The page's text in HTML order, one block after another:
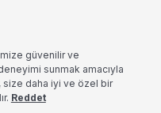
güvenilir ve
sunmak amacıyla
size daha iyi ve özel bir
Reddet